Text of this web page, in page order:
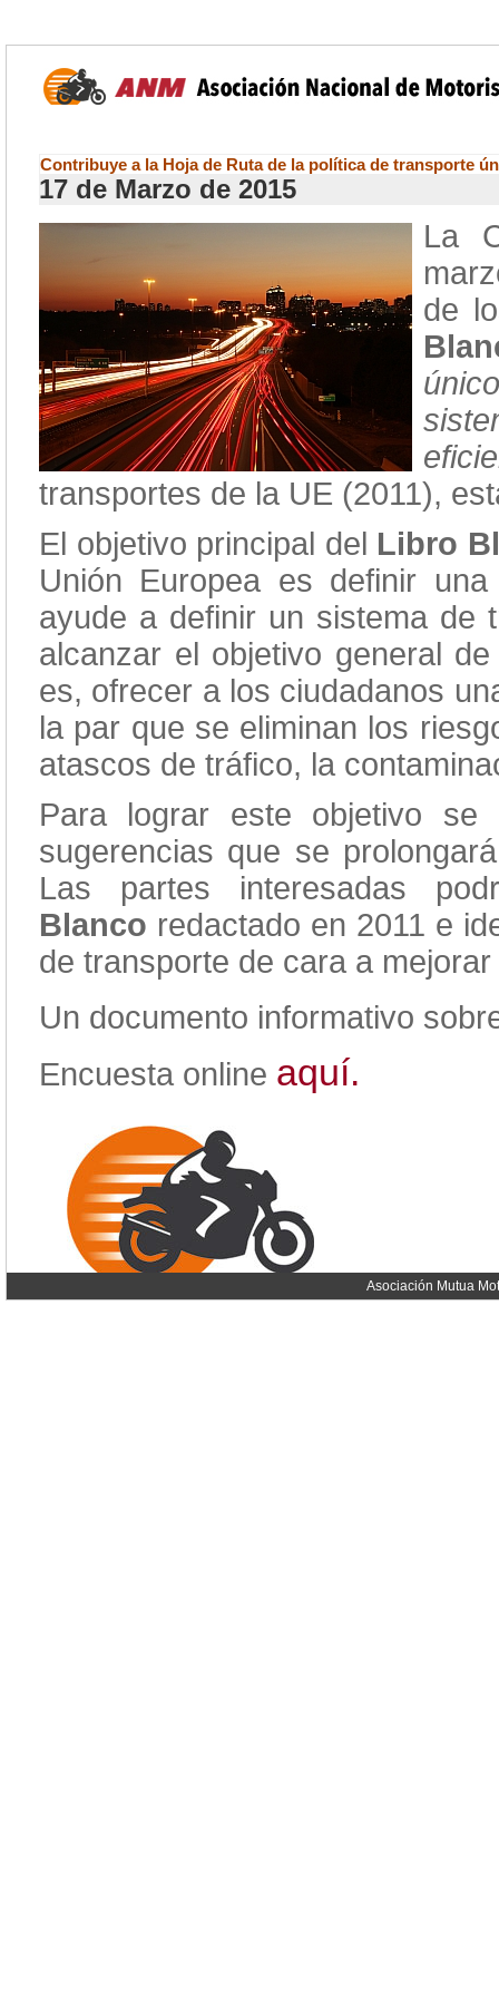
Contribuye a la Hoja de Ruta de la política de transporte
17 de Marzo de 2015
La
de
transportes de la UE (2011),
El objetivo principal del Libro
Unión Europea es definir
ayude a definir un sistema de
alcanzar el objetivo general
es, ofrecer a los ciudadanos
la par que se eliminan los
atascos de tráfico, la
Para lograr este objetivo
sugerencias que se
Las partes interesadas
Blanco redactado en 2011 e
de transporte de cara a
Un documento informativo
Encuesta online aquí.
Asociación Mutua